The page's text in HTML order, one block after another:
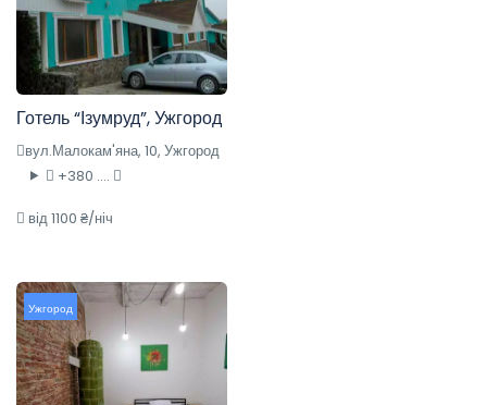
Готель “Ізумруд”, Ужгород
вул.Малокам'яна, 10, Ужгород
+380 ....
від 1100 ₴/ніч
Ужгород